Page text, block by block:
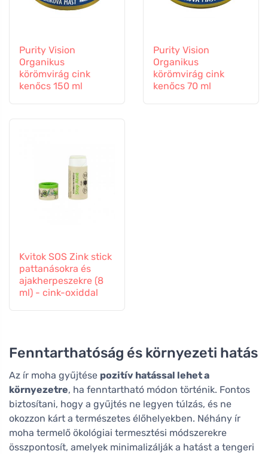
Purity Vision
Organikus
körömvirág cink
kenőcs 150 ml
Purity Vision
Organikus
körömvirág cink
kenőcs 70 ml
Kvitok SOS Zink stick
pattanásokra és
ajakherpeszekre (8
ml) - cink-oxiddal
Fenntarthatóság és környezeti hatás
Az ír moha gyűjtése pozitív hatással lehet a
környezetre, ha fenntartható módon történik. Fontos
biztosítani, hogy a gyűjtés ne legyen túlzás, és ne
okozzon kárt a természetes élőhelyekben. Néhány ír
moha termelő ökológiai termesztési módszerekre
összpontosít, amelyek minimalizálják a hatást a tengeri